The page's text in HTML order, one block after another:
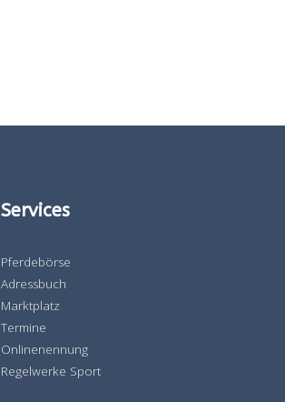
Services
Pferdebörse
Adressbuch
Marktplatz
Termine
Onlinenennung
Regelwerke Sport